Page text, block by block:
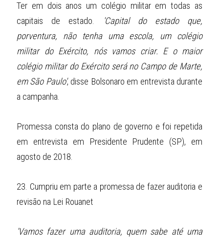
Ter em dois anos um colégio militar em todas as
capitais de estado.
'Capital do estado que,
porventura, não tenha uma escola, um colégio
militar do Exército, nós vamos criar. E o maior
colégio militar do Exército será no Campo de Marte,
em São Paulo', disse Bolsonaro em entrevista durante
a campanha.
Promessa consta do plano de governo e foi repetida
em entrevista em Presidente Prudente (SP), em
agosto de 2018.
23. Cumpriu em parte a promessa de fazer auditoria e
revisão na Lei Rouanet
'Vamos fazer uma auditoria, quem sabe até uma